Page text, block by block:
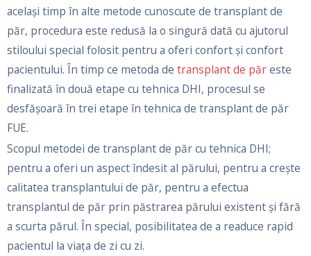
același timp în alte metode cunoscute de transplant de
păr, procedura este redusă la o singură dată cu ajutorul
stiloului special folosit pentru a oferi confort și confort
pacientului. În timp ce metoda de transplant de păreste
finalizată în două etape cu tehnica DHI, procesul se
desfășoară în trei etape în tehnica de transplant de păr
FUE.
Scopul metodei de transplant de păr cu tehnica DHI;
pentru a oferi un aspect îndesit al părului, pentru a crește
calitatea transplantului de păr, pentru a efectua
transplantul de păr prin păstrarea părului existent și fără
a scurta părul. În special, posibilitatea de a readuce rapid
pacientul la viața de zi cu zi.